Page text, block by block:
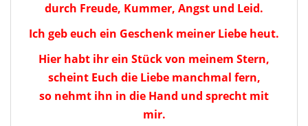
durch Freude, Kummer, Angst und Leid.
Ich geb euch ein Geschenk meiner Liebe heut.
Hier habt ihr ein Stück von meinem Stern,
scheint Euch die Liebe manchmal fern,
so nehmt ihn in die Hand und sprecht mit
mir.